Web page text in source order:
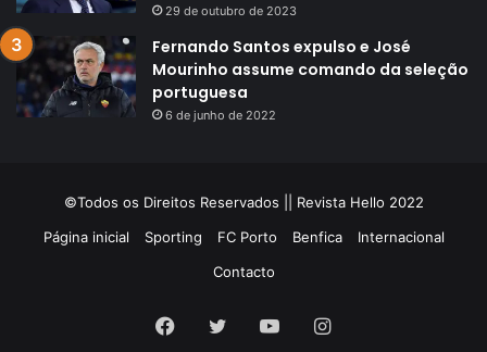
29 de outubro de 2023
Fernando Santos expulso e José
Mourinho assume comando da seleção
portuguesa
6 de junho de 2022
©Todos os Direitos Reservados || Revista Hello 2022
Página inicial
Sporting FC Porto Benfica
Internacional
Contacto
Facebook
TwitterYouTubeInstagram